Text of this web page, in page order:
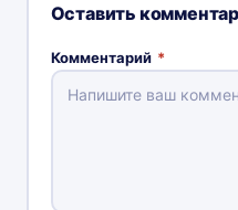
Оставить
Комментарий *